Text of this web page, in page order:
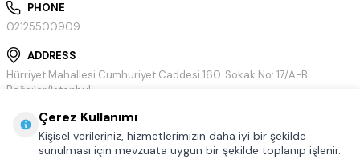
PHONE
02125500909
ADDRESS
Hürriyet Mahallesi Cumhuriyet Caddesi 160. Sokak No: 17/A-B
Bağcılar/İstanbul
Çerez Kullanımı
Kişisel verileriniz, hizmetlerimizin daha iyi bir şekilde
sunulması için mevzuata uygun bir şekilde toplanıp işlenir.